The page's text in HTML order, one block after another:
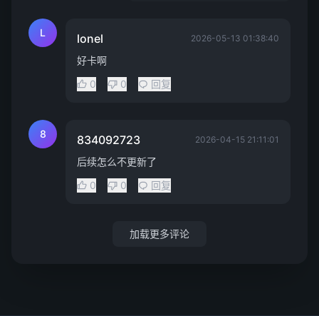
L lonel 2026-05-13 01:38:40
好卡啊
0
0 回复
8 834092723 2026-04-15 21:11:01
后续怎么不更新了
0
0 回复
加载更多评论